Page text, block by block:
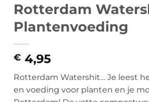
Rotterdam
Plantenvoeding
€ 4,95
Rotterdam Watershit… Je leest
en voeding voor planten en je